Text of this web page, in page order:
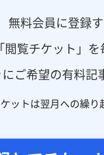
無料会員に登録
閲覧チケット」
ご希望の有料記
ットは翌月への繰り